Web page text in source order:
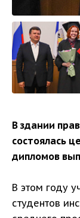
В здании
состоялась
дипломов
В этом году
студентов